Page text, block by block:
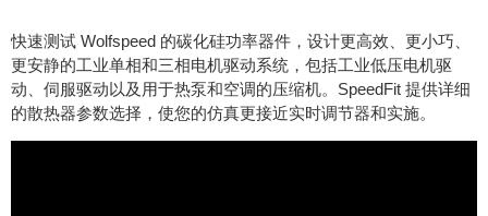
快速测试 Wolfspeed 的碳化硅功率器件，设计更高效、更小巧、
更安静的工业单相和三相电机驱动系统，包括工业低压电机驱
动、伺服驱动以及用于热泵和空调的压缩机。SpeedFit 提供详细
的散热器参数选择，使您的仿真更接近实时调节器和实施。